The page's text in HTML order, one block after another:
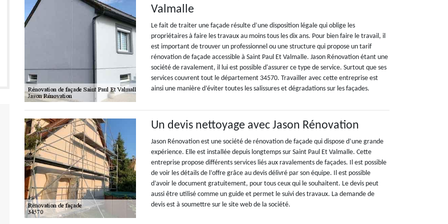
Valmalle
Le fait de traiter une façade résulte d’une disposition légale qui oblige les
propriétaires à faire les travaux au moins tous les dix ans. Pour bien faire le travail, il
est important de trouver un professionnel ou une structure qui propose un tarif
rénovation de façade accessible à Saint Paul Et Valmalle. Jason Rénovation étant une
société de ravalement, il lui est possible d'assurer ce type de service. Surtout que ses
services couvrent tout le département 34570. Travailler avec cette entreprise est
ainsi une manière d’éviter toutes les salissures et dégradations sur les façades.
Un devis nettoyage avec Jason Rénovation
Jason Rénovation est une société de rénovation de façade qui dispose d’une grande
expérience. Elle est installée depuis longtemps sur Saint Paul Et Valmalle. Cette
entreprise propose différents services liés aux ravalements de façades. Il est possible
de voir les détails de l’offre grâce au devis délivré par son équipe. Il est possible
d’avoir le document gratuitement, pour tous ceux qui le souhaitent. Le devis peut
aussi être utilisé comme un guide et permet le suivi des travaux. La demande de
devis est à soumettre sur le site web de la société.